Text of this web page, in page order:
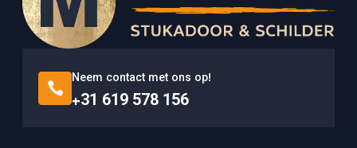
Neem contact met ons op!
+31 619 578 156